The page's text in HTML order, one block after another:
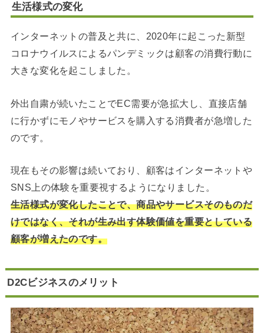
生活様式の変化
インターネットの普及と共に、2020年に起こった新型
コロナウイルスによるパンデミックは顧客の消費行動に
大きな変化を起こしました。
外出自粛が続いたことでEC需要が急拡大し、直接店舗
に行かずにモノやサービスを購入する消費者が急増した
のです。
現在もその影響は続いており、顧客はインターネットや
SNS上の体験を重要視するようになりました。
生活様式が変化したことで、商品やサービスそのものだ
けではなく、それが生み出す体験価値を重要としている
顧客が増えたのです。
D2Cビジネスのメリット